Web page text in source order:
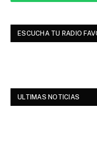
ESCUCHA TU RADIO
ULTIMAS NOTICIAS